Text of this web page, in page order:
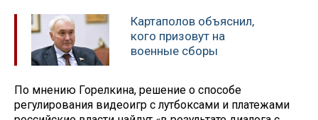
Картаполов объяснил,
кого призовут на
военные сборы
По мнению Горелкина, решение о способе
регулирования видеоигр с лутбоксами и платежами